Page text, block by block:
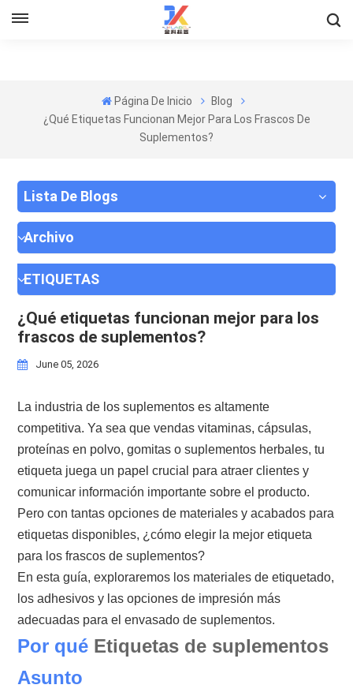
Página De Inicio
Blog
¿Qué Etiquetas Funcionan Mejor Para Los Frascos De
Suplementos?
Lista De Blogs
Archivo
ETIQUETAS
¿Qué etiquetas funcionan mejor para los
frascos de suplementos?
June 05, 2026
La industria de los suplementos es altamente
competitiva. Ya sea que vendas vitaminas, cápsulas,
proteínas en polvo, gomitas o suplementos herbales, tu
etiqueta juega un papel crucial para atraer clientes y
comunicar información importante sobre el producto.
Pero con tantas opciones de materiales y acabados para
etiquetas disponibles, ¿cómo elegir la mejor etiqueta
para los frascos de suplementos?
En esta guía, exploraremos los materiales de etiquetado,
los adhesivos y las opciones de impresión más
adecuadas para el envasado de suplementos.
Por qué Etiquetas de suplementos
Asunto